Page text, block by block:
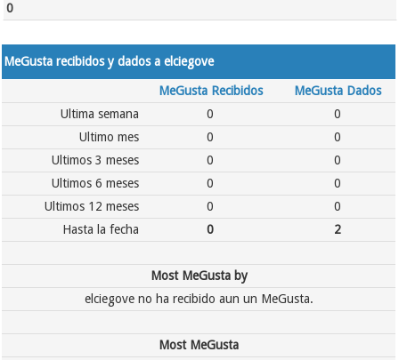
0
MeGusta recibidos y dados a elciegove
MeGusta Recibidos
MeGusta Dados
Ultima semana
0
0
Ultimo mes
0
0
Ultimos 3 meses
0
0
Ultimos 6 meses
0
0
Ultimos 12 meses
0
0
Hasta la fecha
0 2
Most MeGusta by
elciegove no ha recibido aun un MeGusta.
Most MeGusta